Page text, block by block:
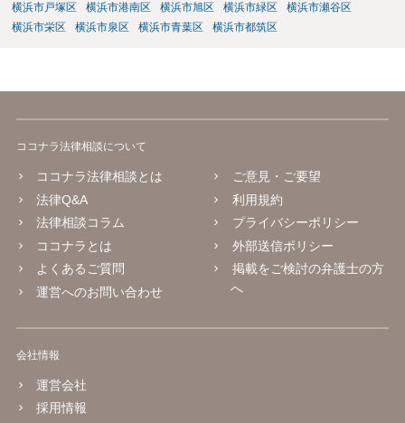
横浜市戸塚区
横浜市港南区 横浜市旭区 横浜市緑区
横浜市瀬谷区
横浜市栄区
横浜市泉区 横浜市青葉区 横浜市都筑区
ココナラ法律相談について
ココナラ法律相談とは
法律Q&A
法律相談コラム
ココナラとは
よくあるご質問
運営へのお問い合わせ
ご意見・ご要望
利用規約
プライバシーポリシー
外部送信ポリシー
掲載をご検討の弁護士の方
へ
会社情報
運営会社
採用情報